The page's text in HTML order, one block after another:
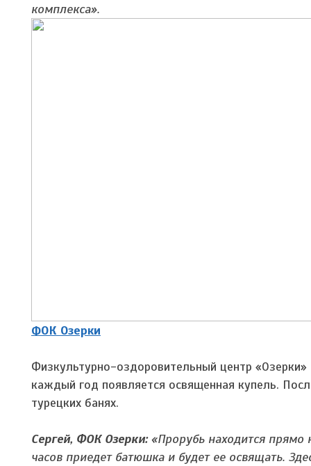
комплекса».
ФОК Озерки
Физкультурно-оздоровительный центр
каждый год появляется освященная купель.
турецких банях.
Сергей, ФОК Озерки:«Прорубь находится прямо
часов приедет батюшка и будет ее освящать.